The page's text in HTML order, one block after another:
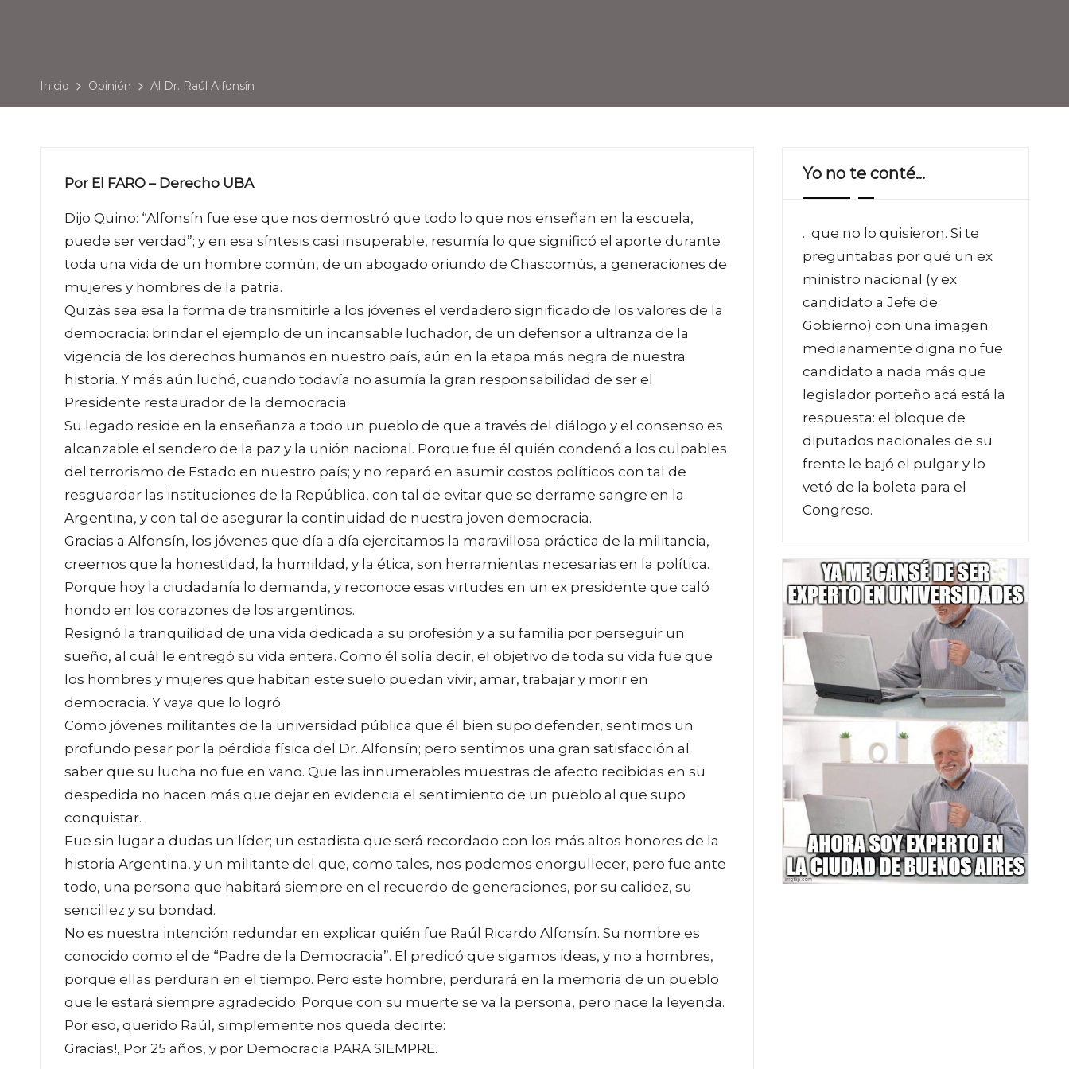
Inicio Opinión Al Dr. Raúl Alfonsín
Por El FARO – Derecho UBA
Dijo Quino: “Alfonsín fue ese que nos demostró que todo lo que nos enseñan en la escuela,
puede ser verdad”; y en esa síntesis casi insuperable, resumía lo que significó el aporte durante
toda una vida de un hombre común, de un abogado oriundo de Chascomús, a generaciones de
mujeres y hombres de la patria.
Quizás sea esa la forma de transmitirle a los jóvenes el verdadero significado de los valores de la
democracia: brindar el ejemplo de un incansable luchador, de un defensor a ultranza de la
vigencia de los derechos humanos en nuestro país, aún en la etapa más negra de nuestra
historia. Y más aún luchó, cuando todavía no asumía la gran responsabilidad de ser el
Presidente restaurador de la democracia.
Su legado reside en la enseñanza a todo un pueblo de que a través del diálogo y el consenso es
alcanzable el sendero de la paz y la unión nacional. Porque fue él quién condenó a los culpables
del terrorismo de Estado en nuestro país; y no reparó en asumir costos políticos con tal de
resguardar las instituciones de la República, con tal de evitar que se derrame sangre en la
Argentina, y con tal de asegurar la continuidad de nuestra joven democracia.
Gracias a Alfonsín, los jóvenes que día a día ejercitamos la maravillosa práctica de la militancia,
creemos que la honestidad, la humildad, y la ética, son herramientas necesarias en la política.
Porque hoy la ciudadanía lo demanda, y reconoce esas virtudes en un ex presidente que caló
hondo en los corazones de los argentinos.
Resignó la tranquilidad de una vida dedicada a su profesión y a su familia por perseguir un
sueño, al cuál le entregó su vida entera. Como él solía decir, el objetivo de toda su vida fue que
los hombres y mujeres que habitan este suelo puedan vivir, amar, trabajar y morir en
democracia. Y vaya que lo logró.
Como jóvenes militantes de la universidad pública que él bien supo defender, sentimos un
profundo pesar por la pérdida física del Dr. Alfonsín; pero sentimos una gran satisfacción al
saber que su lucha no fue en vano. Que las innumerables muestras de afecto recibidas en su
despedida no hacen más que dejar en evidencia el sentimiento de un pueblo al que supo
conquistar.
Fue sin lugar a dudas un líder; un estadista que será recordado con los más altos honores de la
historia Argentina, y un militante del que, como tales, nos podemos enorgullecer, pero fue ante
todo, una persona que habitará siempre en el recuerdo de generaciones, por su calidez, su
sencillez y su bondad.
No es nuestra intención redundar en explicar quién fue Raúl Ricardo Alfonsín. Su nombre es
conocido como el de “Padre de la Democracia”. El predicó que sigamos ideas, y no a hombres,
porque ellas perduran en el tiempo. Pero este hombre, perdurará en la memoria de un pueblo
que le estará siempre agradecido. Porque con su muerte se va la persona, pero nace la leyenda.
Por eso, querido Raúl, simplemente nos queda decirte:
Gracias!, Por 25 años, y por Democracia PARA SIEMPRE.
Yo no te conté…
…que no lo quisieron. Si te
preguntabas por qué un ex
ministro nacional (y ex
candidato a Jefe de
Gobierno) con una imagen
medianamente digna no fue
candidato a nada más que
legislador porteño acá está la
respuesta: el bloque de
diputados nacionales de su
frente le bajó el pulgar y lo
vetó de la boleta para el
Congreso.